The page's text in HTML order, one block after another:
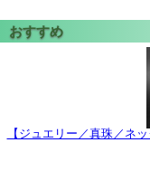
【ジュエリー／真珠／ネ